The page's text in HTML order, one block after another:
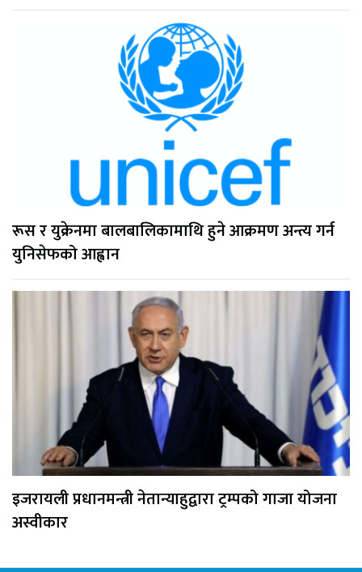
रूस र युक्रेनमा बालबालिकामाथि हुने आक्रमण अन्त्य गर्न
युनिसेफको आह्वान
इजरायली प्रधानमन्त्री नेतान्याहुद्वारा ट्रम्पको गाजा योजना
अस्वीकार